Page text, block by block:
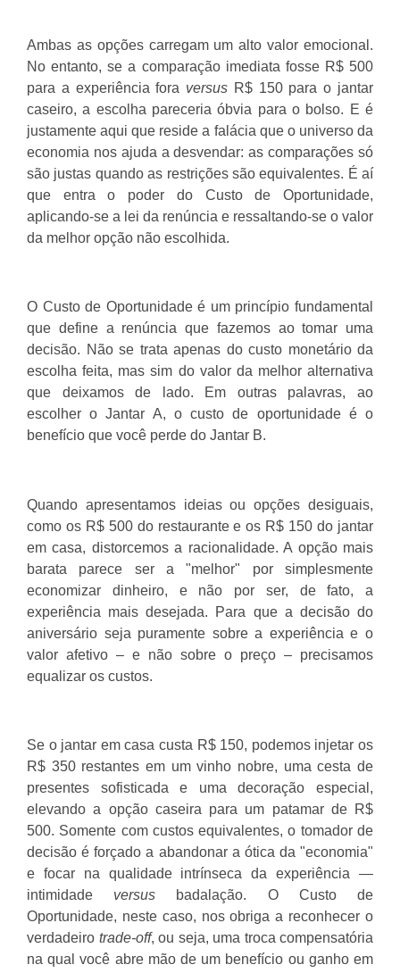
Ambas as opções carregam um alto valor emocional.
No entanto, se a comparação imediata fosse R$ 500
para a experiência fora versus R$ 150 para o jantar
caseiro, a escolha pareceria óbvia para o bolso. E é
justamente aqui que reside a falácia que o universo da
economia nos ajuda a desvendar: as comparações só
são justas quando as restrições são equivalentes. É aí
que entra o poder do Custo de Oportunidade,
aplicando-se a lei da renúncia e ressaltando-se o valor
da melhor opção não escolhida.
O Custo de Oportunidade é um princípio fundamental
que define a renúncia que fazemos ao tomar uma
decisão. Não se trata apenas do custo monetário da
escolha feita, mas sim do valor da melhor alternativa
que deixamos de lado. Em outras palavras, ao
escolher o Jantar A, o custo de oportunidade é o
benefício que você perde do Jantar B.
Quando apresentamos ideias ou opções desiguais,
como os R$ 500 do restaurante e os R$ 150 do jantar
em casa, distorcemos a racionalidade. A opção mais
barata parece ser a "melhor" por simplesmente
economizar dinheiro, e não por ser, de fato, a
experiência mais desejada. Para que a decisão do
aniversário seja puramente sobre a experiência e o
valor afetivo – e não sobre o preço – precisamos
equalizar os custos.
Se o jantar em casa custa R$ 150, podemos injetar os
R$ 350 restantes em um vinho nobre, uma cesta de
presentes sofisticada e uma decoração especial,
elevando a opção caseira para um patamar de R$
500. Somente com custos equivalentes, o tomador de
decisão é forçado a abandonar a ótica da "economia"
e focar na qualidade intrínseca da experiência —
intimidade versus badalação. O Custo de
Oportunidade, neste caso, nos obriga a reconhecer o
verdadeiro trade-off, ou seja, uma troca compensatória
na qual você abre mão de um benefício ou ganho em